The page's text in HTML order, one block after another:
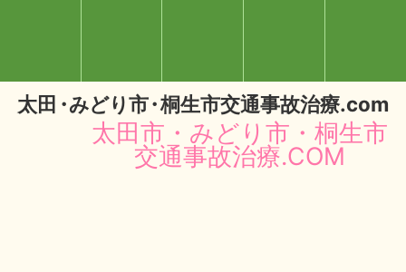
太田・みどり市・桐生市交通事故治療.com
太田市・みどり市・桐生市
交通事故治療.COM